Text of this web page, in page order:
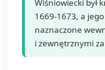
Wiśniowiecki był
1669-1673, a
naznaczone
i zewnętrznymi